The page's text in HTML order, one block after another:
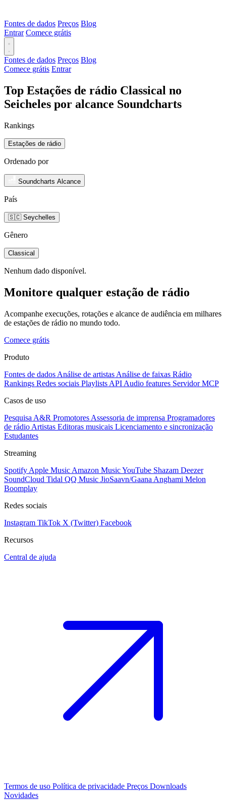
Fontes de dados Preços Blog
Entrar Comece grátis
Fontes de dados Preços Blog
Comece grátis Entrar
Top Estações de rádio Classical no
Seicheles por alcance Soundcharts
Rankings
Estações de rádio
Ordenado por
Soundcharts Alcance
País
🇸🇨 Seychelles
Gênero
Classical
Nenhum dado disponível.
Monitore qualquer estação de rádio
Acompanhe execuções, rotações e alcance de audiência em milhares
de estações de rádio no mundo todo.
Comece grátis
Produto
Fontes de dados Análise de artistas Análise de faixas Rádio
Rankings Redes sociais Playlists API Audio features Servidor MCP
Casos de uso
Pesquisa A&R Promotores Assessoria de imprensa Programadores
de rádio Artistas Editoras musicais Licenciamento e sincronização
Estudantes
Streaming
Spotify Apple Music Amazon MusicYouTube Shazam Deezer
SoundCloud Tidal QQ Music JioSaavn/Gaana Anghami Melon
Boomplay
Redes sociais
Instagram TikTok X (Twitter) Facebook
Recursos
Central de ajuda
Termos de uso Política de privacidade Preços Downloads
Novidades